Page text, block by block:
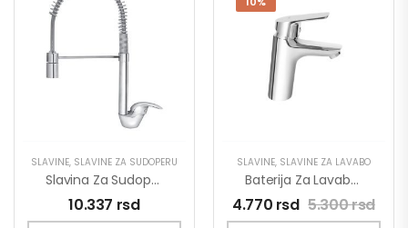
SLAVINE, SLAVINE ZA SUDOPERU
Slavina Za Sudoperu Poluprofesionalna King J388003
10.337 rsd
SLAVINE, SLAVINE ZA LAVABO
Baterija Za Lavabo MINOTTI PRIMA 4112
4.770 rsd 5.300rsd